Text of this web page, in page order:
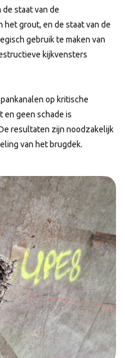
staat van de
het grout, en de staat van de
gebruik te maken van
kijkvensters
op kritische
geen schade is
resultaten zijn noodzakelijk
van het brugdek.